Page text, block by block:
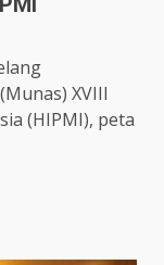
XVIII
(HIPMI), peta